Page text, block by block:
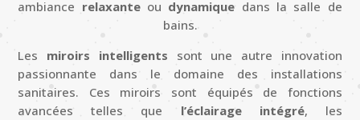
ambiance relaxanteou dynamique dans la salle de
bains.
Les miroirs intelligents sont une autre innovation
passionnante dans le domaine des installations
sanitaires. Ces miroirs sont équipés de fonctions
avancées telles que l’éclairage intégré, les